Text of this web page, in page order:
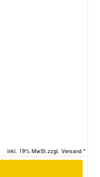
inkl. 19% MwSt.zzgl. Versand *